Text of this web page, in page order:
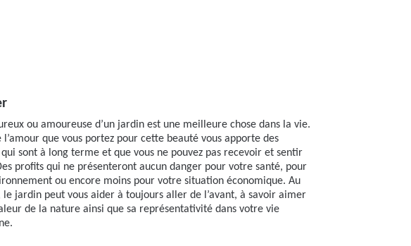
ou amoureuse d’un jardin est une meilleure chose dans la vie.
l’amour que vous portez pour cette beauté vous apporte des
qui sont à long terme et que vous ne pouvez pas recevoir et sentir
profits qui ne présenteront aucun danger pour votre santé, pour
ou encore moins pour votre situation économique. Au
jardin peut vous aider à toujours aller de l’avant, à savoir aimer
de la nature ainsi que sa représentativité dans votre vie